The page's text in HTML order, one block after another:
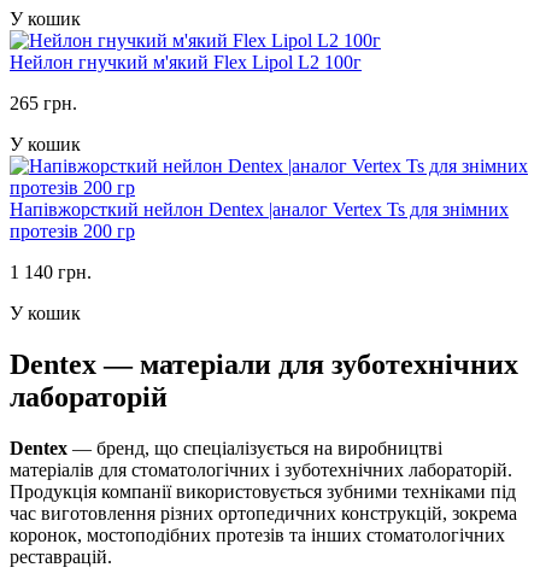
У кошик
Нейлон гнучкий м'який Flex Lipol L2 100г
265 грн.
У кошик
Напівжорсткий нейлон Dentex |аналог Vertex Ts для знімних
протезів 200 гр
1 140 грн.
У кошик
Dentex — матеріали для зуботехнічних
лабораторій
Dentex — бренд, що спеціалізується на виробництві
матеріалів для стоматологічних і зуботехнічних лабораторій.
Продукція компанії використовується зубними техніками під
час виготовлення різних ортопедичних конструкцій, зокрема
коронок, мостоподібних протезів та інших стоматологічних
реставрацій.